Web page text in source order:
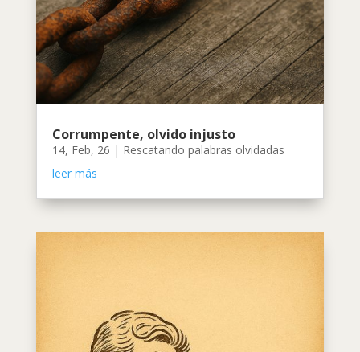
Corrumpente, olvido injusto
14, Feb, 26 | Rescatando palabras olvidadas
leer más